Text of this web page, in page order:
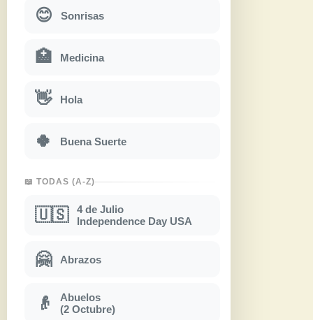
😊 Sonrisas
🏥 Medicina
👋 Hola
🍀 Buena Suerte
📖 TODAS (A-Z)
🇺🇸
4 de Julio
Independence Day USA
🤗 Abrazos
👴
Abuelos
(2 Octubre)